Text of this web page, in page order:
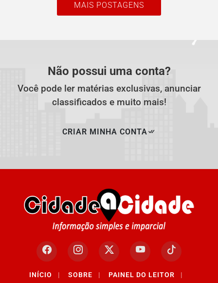
MAIS POSTAGENS
Não possui uma conta?
Você pode ler matérias exclusivas, anunciar
classificados e muito mais!
CRIAR MINHA CONTA
INÍCIO | SOBRE | PAINEL DO LEITOR |
Termos de Uso e Privacidade